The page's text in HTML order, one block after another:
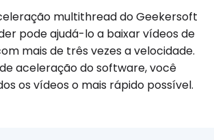
multithread do Geekersoft
pode ajudá-lo a baixar vídeos de
mais de três vezes a velocidade.
aceleração do software, você
os vídeos o mais rápido possível.